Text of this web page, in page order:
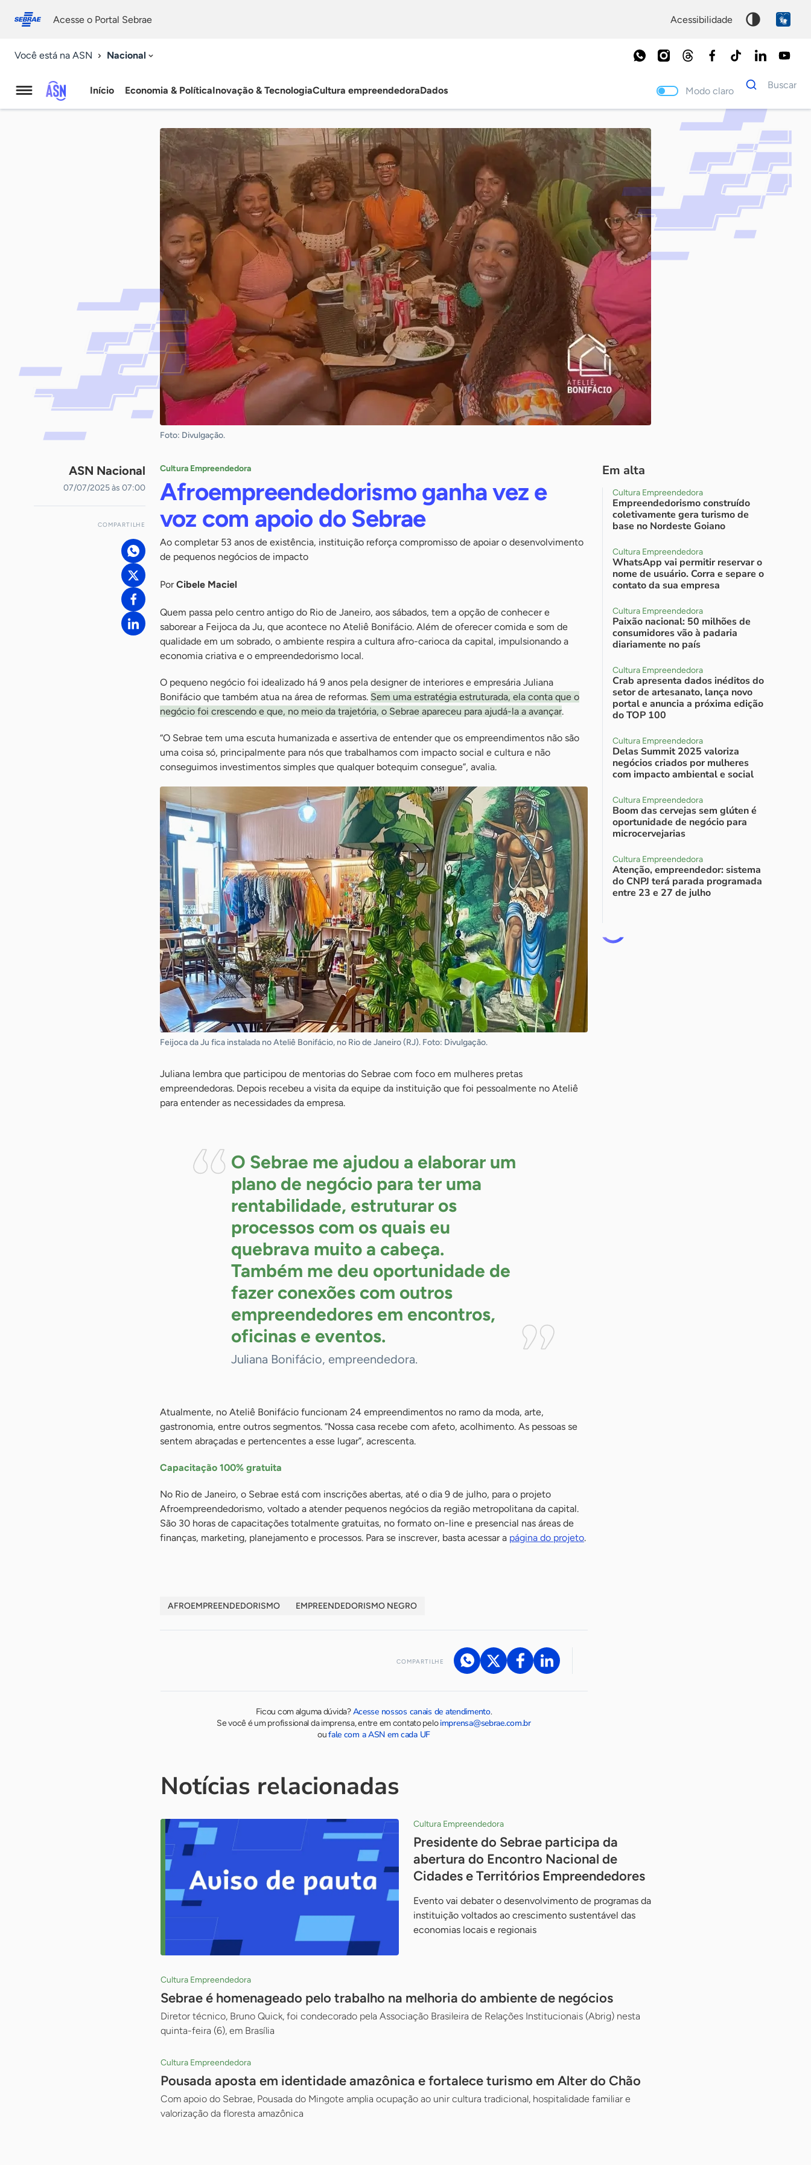
conosco
Acesse o Portal Sebrae acessibilidade
Você está na ASN Nacional
Agência
Início Economia & PolíticaInovação & TecnologiaCultura empreendedoraDados Modo claro
Dados
para
Buscar
Palavra
chave
Foto: Divulgação.
ASN Nacional
07/07/2025 às 07:00
COMPARTILHE
Cultura Empreendedora
Afroempreendedorismo ganha vez e
voz com apoio do Sebrae
Ao completar 53 anos de existência, instituição reforça compromisso de apoiar o desenvolvimento
de pequenos negócios de impacto
PorCibele Maciel
Quem passa pelo centro antigo do Rio de Janeiro, aos sábados, tem a opção de conhecer e
saborear a Feijoca da Ju, que acontece no Ateliê Bonifácio. Além de oferecer comida e som de
qualidade em um sobrado, o ambiente respira a cultura afro-carioca da capital, impulsionando a
economia criativa e o empreendedorismo local.
O pequeno negócio foi idealizado há 9 anos pela designer de interiores e empresária Juliana
Bonifácio que também atua na área de reformas. Sem uma estratégia estruturada, ela conta que o
negócio foi crescendo e que, no meio da trajetória, o Sebrae apareceu para ajudá-la a avançar.
“O Sebrae tem uma escuta humanizada e assertiva de entender que os empreendimentos não são
uma coisa só, principalmente para nós que trabalhamos com impacto social e cultura e não
conseguimos investimentos simples que qualquer botequim consegue”, avalia.
Feijoca da Ju fica instalada no Ateliê Bonifácio, no Rio de Janeiro (RJ). Foto: Divulgação.
Juliana lembra que participou de mentorias do Sebrae com foco em mulheres pretas
empreendedoras. Depois recebeu a visita da equipe da instituição que foi pessoalmente no Ateliê
para entender as necessidades da empresa.
O Sebrae me ajudou a elaborar um
plano de negócio para ter uma
rentabilidade, estruturar os
processos com os quais eu
quebrava muito a cabeça.
Também me deu oportunidade de
fazer conexões com outros
empreendedores em encontros,
oficinas e eventos.
Juliana Bonifácio, empreendedora.
Atualmente, no Ateliê Bonifácio funcionam 24 empreendimentos no ramo da moda, arte,
gastronomia, entre outros segmentos. “Nossa casa recebe com afeto, acolhimento. As pessoas se
sentem abraçadas e pertencentes a esse lugar”, acrescenta.
Capacitação 100% gratuita
No Rio de Janeiro, o Sebrae está com inscrições abertas, até o dia 9 de julho, para o projeto
Afroempreendedorismo, voltado a atender pequenos negócios da região metropolitana da capital.
São 30 horas de capacitações totalmente gratuitas, no formato on-line e presencial nas áreas de
finanças, marketing, planejamento e processos. Para se inscrever, basta acessar a página do projeto.
AFROEMPREENDEDORISMO EMPREENDEDORISMO NEGRO
COMPARTILHE
Ficou com alguma dúvida?Acesse nossos canais de atendimento.
Se você é um profissional da imprensa, entre em contato peloimprensa@sebrae.com.br
oufale com a ASN em cada UF
Em alta
Cultura Empreendedora
Empreendedorismo construído
coletivamente gera turismo de
base no Nordeste Goiano
Cultura Empreendedora
WhatsApp vai permitir reservar o
nome de usuário. Corra e separe o
contato da sua empresa
Cultura Empreendedora
Paixão nacional: 50 milhões de
consumidores vão à padaria
diariamente no país
Cultura Empreendedora
Crab apresenta dados inéditos do
setor de artesanato, lança novo
portal e anuncia a próxima edição
do TOP 100
Cultura Empreendedora
Delas Summit 2025 valoriza
negócios criados por mulheres
com impacto ambiental e social
Cultura Empreendedora
Boom das cervejas sem glúten é
oportunidade de negócio para
microcervejarias
Cultura Empreendedora
Atenção, empreendedor: sistema
do CNPJ terá parada programada
entre 23 e 27 de julho
Notícias relacionadas
Cultura Empreendedora
Presidente do Sebrae participa da
abertura do Encontro Nacional de
Cidades e Territórios Empreendedores
Evento vai debater o desenvolvimento de programas da
instituição voltados ao crescimento sustentável das
economias locais e regionais
Cultura Empreendedora
Sebrae é homenageado pelo trabalho na melhoria do ambiente de negócios
Diretor técnico, Bruno Quick, foi condecorado pela Associação Brasileira de Relações Institucionais (Abrig) nesta
quinta-feira (6), em Brasília
Cultura Empreendedora
Pousada aposta em identidade amazônica e fortalece turismo em Alter do Chão
Com apoio do Sebrae, Pousada do Mingote amplia ocupação ao unir cultura tradicional, hospitalidade familiar e
valorização da floresta amazônica